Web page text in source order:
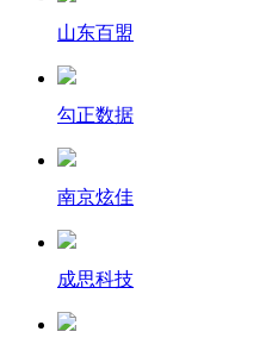
山东百盟
勾正数据
南京炫佳
成思科技